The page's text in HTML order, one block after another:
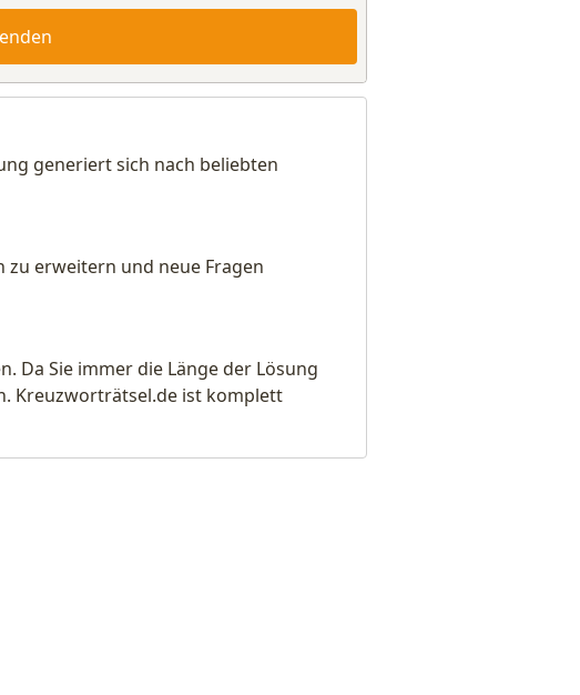
generiert sich nach beliebten
zu erweitern und neue Fragen
Da Sie immer die Länge der Lösung
Kreuzworträtsel.de ist komplett